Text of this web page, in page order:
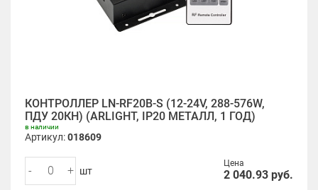
КОНТРОЛЛЕР LN-RF20B-S (12-24V, 288-576W,
ПДУ 20КН) (ARLIGHT, IP20 МЕТАЛЛ, 1 ГОД)
в наличии
Артикул:018609
Цена
2 040.93 руб.
- + шт